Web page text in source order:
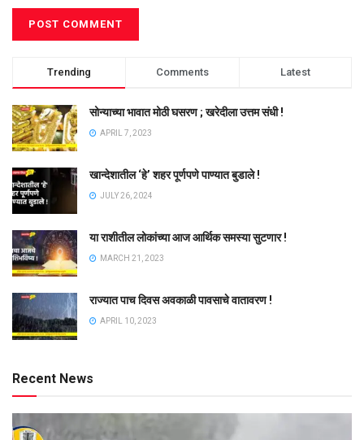
Trending Comments Latest
सोन्याच्या भावात मोठी घसरण ; खरेदीला उत्तम संधी !
APRIL 7, 2023
खान्देशातील ‘हे’ शहर पूर्णपणे पाण्यात बुडाले !
JULY 26, 2024
या राशीतील लोकांच्या आज आर्थिक समस्या सुटणार !
MARCH 21, 2023
राज्यात पाच दिवस अवकाळी पावसाचे वातावरण !
APRIL 10, 2023
Recent News